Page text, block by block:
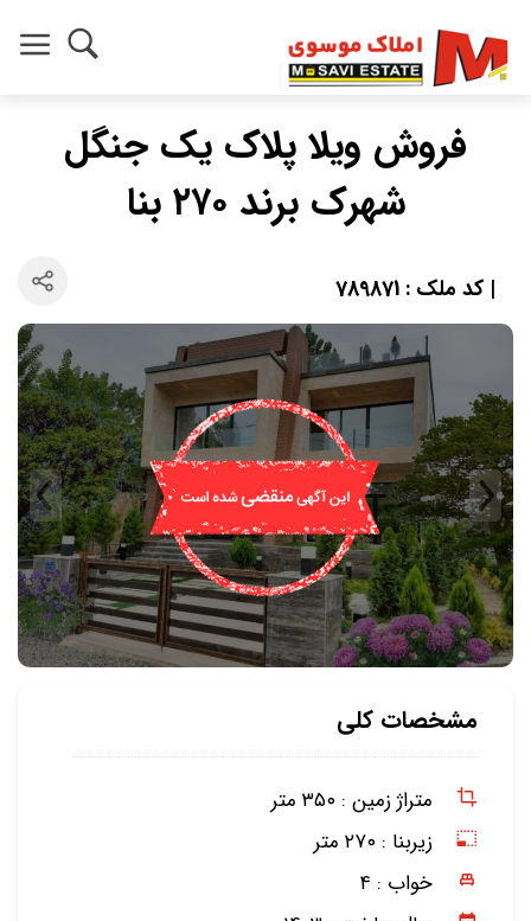
فروش ویلا پلاک یک جنگل
شهرک برند ۲۷۰ بنا
| کد ملک : 789871
مشخصات کلی
متراژ زمین : ۳۵۰ متر
زیربنا : ۲۷۰ متر
خواب : ۴